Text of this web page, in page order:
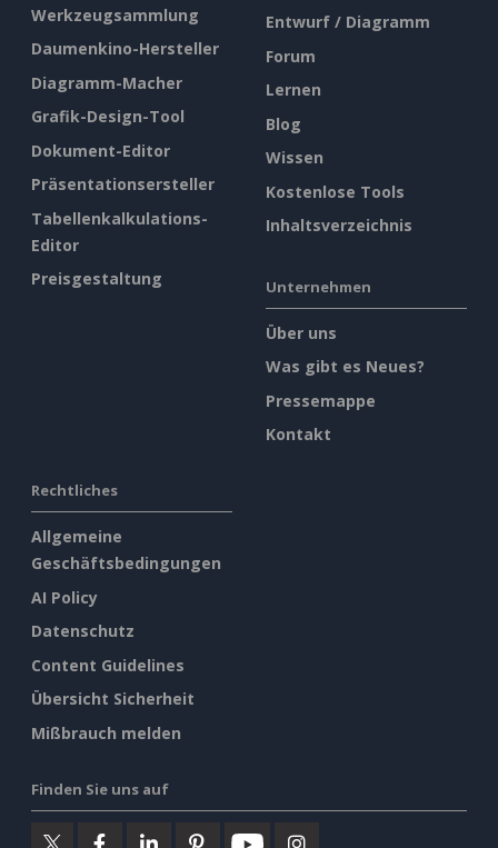
Werkzeugsammlung
Daumenkino-Hersteller
Diagramm-Macher
Grafik-Design-Tool
Dokument-Editor
Präsentationsersteller
Tabellenkalkulations-
Editor
Preisgestaltung
Entwurf / Diagramm
Forum
Lernen
Blog
Wissen
Kostenlose Tools
Inhaltsverzeichnis
Unternehmen
Über uns
Was gibt es Neues?
Pressemappe
Kontakt
Rechtliches
Allgemeine
Geschäftsbedingungen
AI Policy
Datenschutz
Content Guidelines
Übersicht Sicherheit
Mißbrauch melden
Finden Sie uns auf